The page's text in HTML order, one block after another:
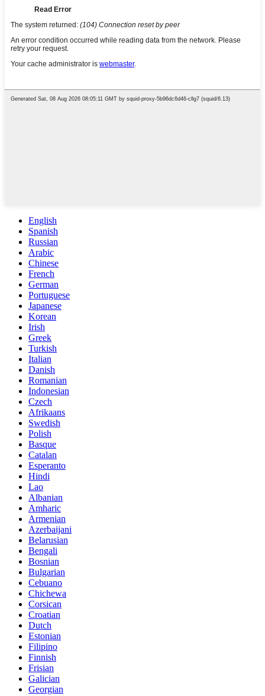
English
Spanish
Russian
Arabic
Chinese
French
German
Portuguese
Japanese
Korean
Irish
Greek
Turkish
Italian
Danish
Romanian
Indonesian
Czech
Afrikaans
Swedish
Polish
Basque
Catalan
Esperanto
Hindi
Lao
Albanian
Amharic
Armenian
Azerbaijani
Belarusian
Bengali
Bosnian
Bulgarian
Cebuano
Chichewa
Corsican
Croatian
Dutch
Estonian
Filipino
Finnish
Frisian
Galician
Georgian